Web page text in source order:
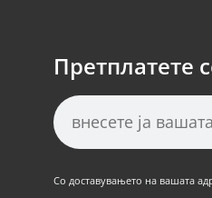
Претплатете
Со доставувањето на вашата